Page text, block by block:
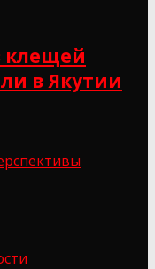
клещей
в Якутии